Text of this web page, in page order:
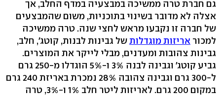
גם חברת טרה ממשיכה במבצעיה במדף החלב, אך
אצלה לא מדובר בשינוי בתוכניות, משום שהמבצעים
של חברה זו נקבעו מראש לחצי שנה. טרה ממשיכה
למכור אריזות מוגדלותשל גבינות לבנות, קוטג', חלב,
גבינות צהובות ומעדנים, מבלי לייקר את המוצרים.
גביע קוטג' וגבינה לבנה 3% ו-5% הוגדלו מ-250 גרם
ל-300 גרם וגבינה צהובה 28% נמכרת באריזת 240 גרם
במקום 200 גרם. לאריזות ליטר חלב 1% ו-3%, טרה